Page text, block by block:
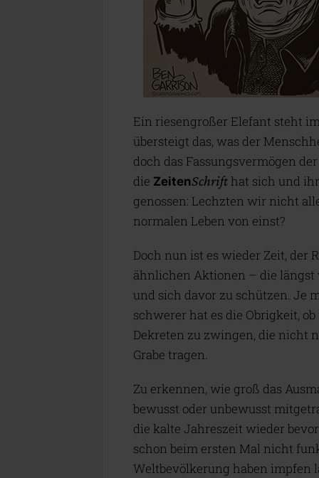
Ein riesengroßer Elefant steht
übersteigt das, was der
doch das Fassungsvermögen
die ZeitenSchrifthat sich und
genossen: Lechzten wir nicht
normalen Leben von einst?
Doch nun ist es wieder Zeit, der
ähnlichen Aktionen – die längst
und sich davor zu schützen. Je
schwerer hat es die Obrigkeit,
Dekreten zu zwingen, die nicht
Grabe tragen.
Zu erkennen, wie groß das
bewusst oder unbewusst
die kalte Jahreszeit wieder
schon beim ersten Mal nicht
Weltbevölkerung haben impfen